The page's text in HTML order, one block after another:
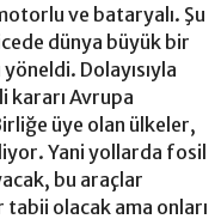
ve bataryalı. Şu
dünya büyük bir
Dolayısıyla
kararı Avrupa
üye olan ülkeler,
Yani yollarda fosil
bu araçlar
olacak ama onları